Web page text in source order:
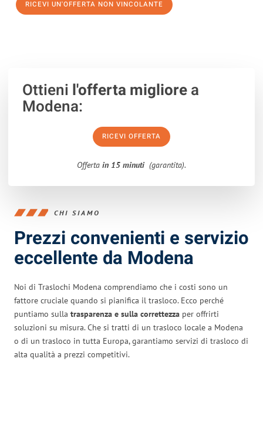
RICEVI UN'OFFERTA NON VINCOLANTE
Ottieni l'offerta migliorea
Modena:
RICEVI OFFERTA
Offerta in 15 minuti (garantita).
CHI SIAMO
Prezzi convenienti e servizio
eccellente da Modena
Noi di Traslochi Modena comprendiamo che i costi sono un
fattore cruciale quando si pianifica il trasloco. Ecco perché
puntiamo sulla trasparenza e sulla correttezza per offrirti
soluzioni su misura. Che si tratti di un trasloco locale a Modena
o di un trasloco in tutta Europa, garantiamo servizi di trasloco di
alta qualità a prezzi competitivi.